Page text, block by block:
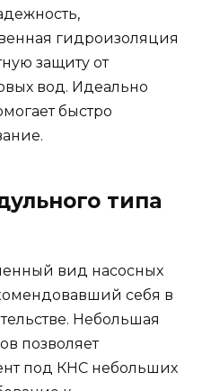
гидроизоляция
защиту от
вод. Идеально
быстро
типа
вид насосных
себя в
Небольшая
позволяет
под КНС небольших